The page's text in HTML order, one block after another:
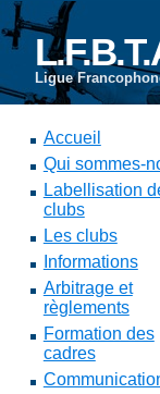
Ligue
Accueil
Qui sommes-
Labellisation
clubs
Les clubs
Informations
Arbitrage et
règlements
Formation des
cadres